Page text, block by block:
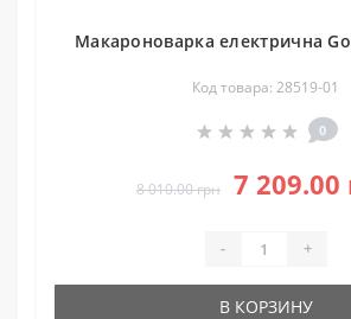
Макароноварка електрична
Код товара: 28519-01
0
8 010.00 грн 7 209.00
- +
В КОРЗИНУ